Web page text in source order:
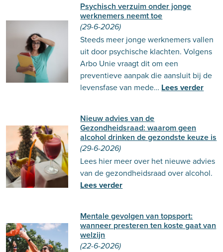
Psychisch verzuim onder jonge
werknemers neemt toe
(29-6-2026)
Steeds meer jonge werknemers vallen
uit door psychische klachten. Volgens
Arbo Unie vraagt dit om een
preventieve aanpak die aansluit bij de
levensfase van mede… Lees verder
Nieuw advies van de
Gezondheidsraad: waarom geen
alcohol drinken de gezondste keuze is
(29-6-2026)
Lees hier meer over het nieuwe advies
van de gezondheidsraad over alcohol.
Lees verder
Mentale gevolgen van topsport:
wanneer presteren ten koste gaat van
welzijn
(22-6-2026)